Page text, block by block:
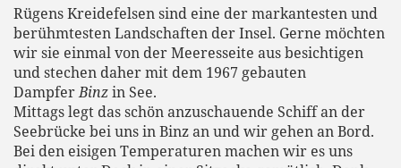
Rügens Kreidefelsen sind eine der markantesten und
berühmtesten Landschaften der Insel. Gerne möchten
wir sie einmal von der Meeresseite aus besichtigen
und stechen daher mit dem 1967 gebauten
DampferBinzin See.
Mittags legt das schön anzuschauende Schiff an der
Seebrücke bei uns in Binz an und wir gehen an Bord.
Bei den eisigen Temperaturen machen wir es uns